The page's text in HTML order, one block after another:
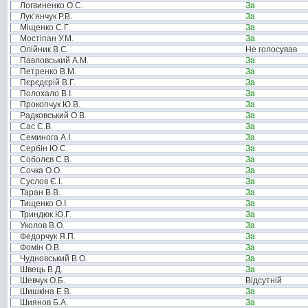
Логвиненко О.С.
За
Лук’янчук Р.В.
За
Міщенко С.Г.
За
Мостіпан У.М.
За
Олійник В.С.
Не голосував
Павловський А.М.
За
Петренко В.М.
За
Пєрєдєрій В.Г.
За
Полохало В.І.
За
Прокопчук Ю.В.
За
Радковський О.В.
За
Сас С.В.
За
Семинога А.І.
За
Сербін Ю.С.
За
Соболєв С.В.
За
Сочка О.О.
За
Суслов Є.І.
За
Таран В.В.
За
Тищенко О.І.
За
Триндюк Ю.Г.
За
Уколов В.О.
За
Федорчук Я.П.
За
Фомін О.В.
За
Чудновський В.О.
За
Швець В.Д.
За
Шевчук О.Б.
Відсутній
Шишкіна Е.В.
За
Шиянов Б.А.
За